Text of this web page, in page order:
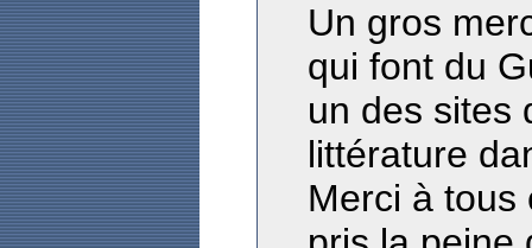
Un gros
qui font du
un des sites
littérature
Merci à tous